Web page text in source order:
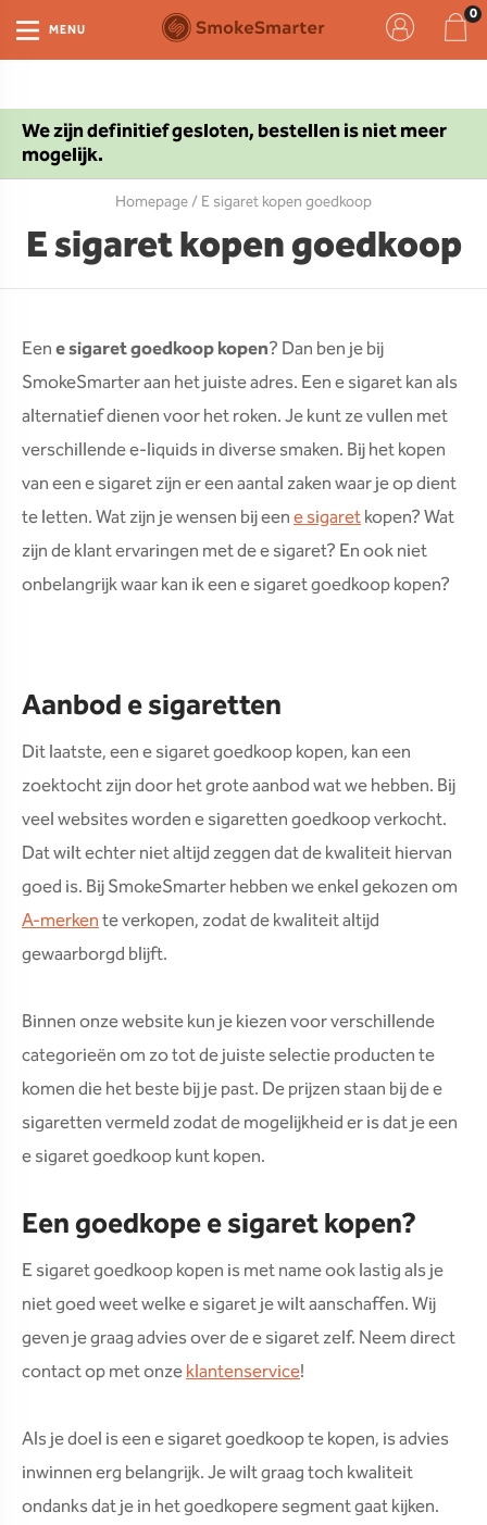
We zijn definitief gesloten, bestellen is niet meer
mogelijk.
MENU
Homepage/ E sigaret kopen goedkoop
E sigaret kopen goedkoop
Eene sigaret goedkoop kopen? Dan ben je bij
SmokeSmarter aan het juiste adres. Een e sigaret kan als
alternatief dienen voor het roken. Je kunt ze vullen met
verschillende e-liquids in diverse smaken. Bij het kopen
van een e sigaret zijn er een aantal zaken waar je op dient
te letten. Wat zijn je wensen bij eene sigaretkopen? Wat
zijn de klant ervaringen met de e sigaret? En ook niet
onbelangrijk waar kan ik een e sigaret goedkoop kopen?
Aanbod e sigaretten
Dit laatste, een e sigaret goedkoop kopen, kan een
zoektocht zijn door het grote aanbod wat we hebben. Bij
veel websites worden e sigaretten goedkoop verkocht.
Dat wilt echter niet altijd zeggen dat de kwaliteit hiervan
goed is. Bij SmokeSmarter hebben we enkel gekozen om
A-merkente verkopen, zodat de kwaliteit altijd
gewaarborgd blijft.
Binnen onze website kun je kiezen voor verschillende
categorieën om zo tot de juiste selectie producten te
komen die het beste bij je past. De prijzen staan bij de e
sigaretten vermeld zodat de mogelijkheid er is dat je een
e sigaret goedkoop kunt kopen.
Een goedkope e sigaret kopen?
E sigaret goedkoop kopen is met name ook lastig als je
niet goed weet welke e sigaret je wilt aanschaffen. Wij
geven je graag advies over de e sigaret zelf. Neem direct
contact op met onzeklantenservice!
Als je doel is een e sigaret goedkoop te kopen, is advies
inwinnen erg belangrijk. Je wilt graag toch kwaliteit
ondanks dat je in het goedkopere segment gaat kijken.